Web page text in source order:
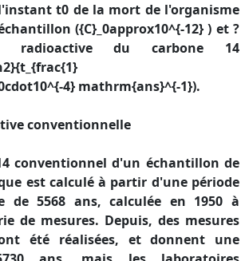
t0 de la mort de l'organisme
({C}_0approx10^{-12} ) et ?
radioactive du carbone 14
4} mathrm{ans}^{-1}).
conventionnelle
conventionnel d'un échantillon de
est calculé à partir d'une période
de 5568 ans, calculée en 1950 à
de mesures. Depuis, des mesures
été réalisées, et donnent une